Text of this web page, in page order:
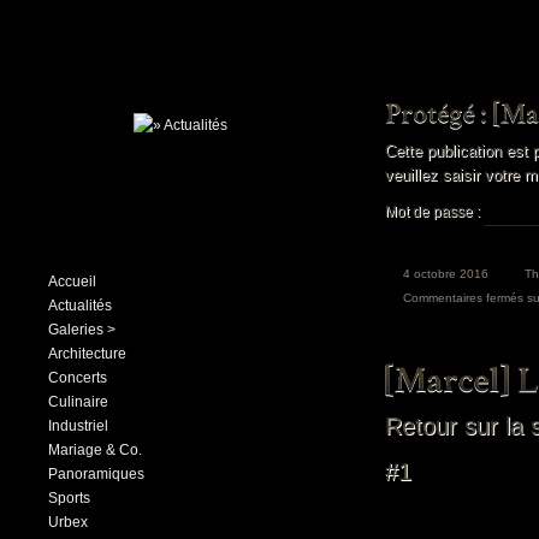
Accueil
Actualités
Galeries >
Architecture
Concerts
Culinaire
Industriel
Mariage & Co.
Panoramiques
Sports
Urbex
Cette publication est
veuillez saisir votre
Mot de passe :
4 octobre 2016
Commentaires fermés
Retour sur la
#1